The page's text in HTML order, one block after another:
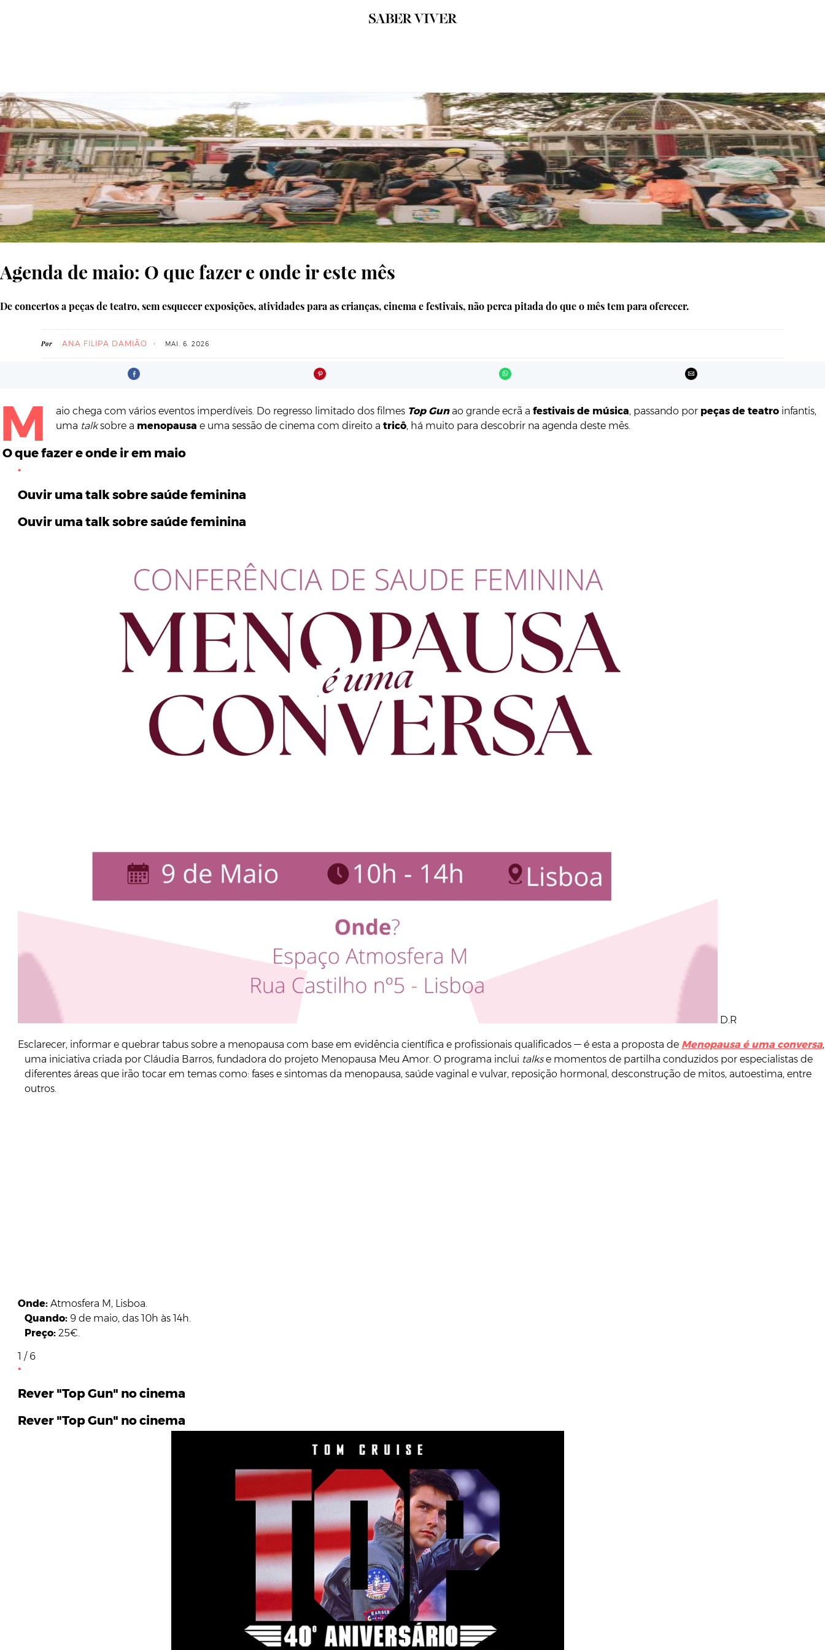
© D.R.
Agenda de maio: O que fazer e onde ir este mês
De concertos a peças de teatro, sem esquecer exposições, atividades para as crianças, cinema e festivais, não perca pitada do que o mês tem para oferecer.
Por ANA FILIPA DAMIÃO MAI. 6. 2026
M aio chega com vários eventos imperdíveis. Do regresso limitado dos filmes Top Gunao grande ecrã a festivais de música, passando por peças de teatro infantis,
uma talksobre a menopausa e uma sessão de cinema com direito a tricô, há muito para descobrir na agenda deste mês.
O que fazer e onde ir em maio
Ouvir uma talk sobre saúde feminina
Ouvir uma talk sobre saúde feminina
D.R
Esclarecer, informar e quebrar tabus sobre a menopausa com base em evidência científica e profissionais qualificados — é esta a proposta de Menopausa é uma conversa,
uma iniciativa criada por Cláudia Barros, fundadora do projeto Menopausa Meu Amor. O programa inclui talkse momentos de partilha conduzidos por especialistas de
diferentes áreas que irão tocar em temas como: fases e sintomas da menopausa, saúde vaginal e vulvar, reposição hormonal, desconstrução de mitos, autoestima, entre
outros.
Onde:Atmosfera M, Lisboa.
Quando: 9 de maio, das 10h às 14h.
Preço: 25€.
1 / 6
Rever "Top Gun" no cinema
Rever "Top Gun" no cinema